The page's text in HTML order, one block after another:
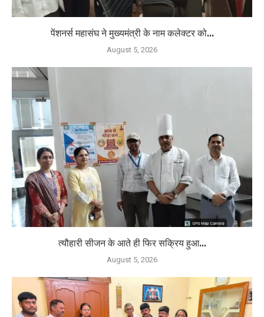
पेंशनर्स महासंघ ने मुख्यमंत्री के नाम कलेक्टर को...
August 5, 2026
त्यौहारी सीजन के आते ही फिर सक्रिय हुआ...
August 5, 2026